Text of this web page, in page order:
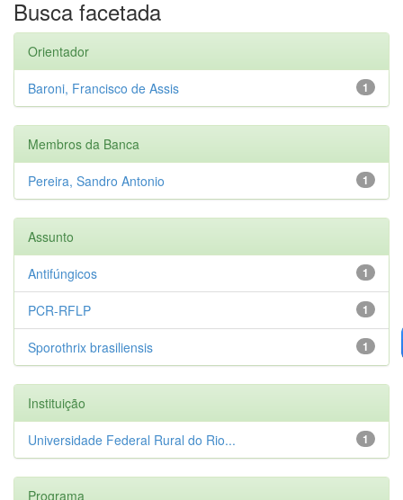
Busca facetada
Orientador
1
Baroni, Francisco de Assis
Membros da Banca
1
Pereira, Sandro Antonio
Assunto
1
Antifúngicos
1
PCR-RFLP
1
Sporothrix brasiliensis
Instituição
1
Universidade Federal Rural do Rio...
Programa